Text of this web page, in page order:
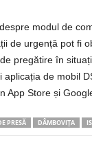
modul de
de urgență pot fi
pregătire în
aplicația de mobil
App Store și
PRESĂ DÂMBOVIȚA